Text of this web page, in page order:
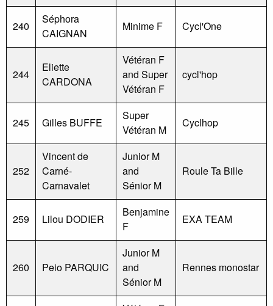
240
Séphora
CAIGNAN
Minime F Cycl'One
244
Eliette
CARDONA
Vétéran F
and Super
Vétéran F
cycl'hop
245 Gilles BUFFE
Super
Vétéran M
Cyclhop
252
Vincent de
Carné-
Carnavalet
Junior M
and
Sénior M
Roule Ta Bille
259 Lilou DODIER
Benjamine
F
EXA TEAM
260 Peio PARQUIC
Junior M
and
Sénior M
Rennes monostar